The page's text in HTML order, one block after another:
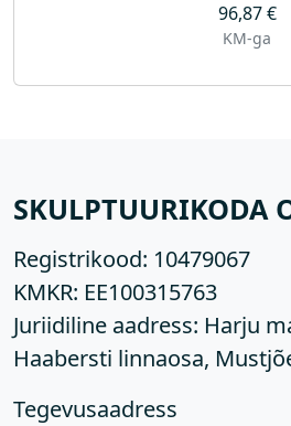
96,87€
KM-ga
SKULPTUURIKODA
Registrikood: 10479067
KMKR: EE100315763
Juriidiline aadress: Harju
Haabersti linnaosa,
Tegevusaadress